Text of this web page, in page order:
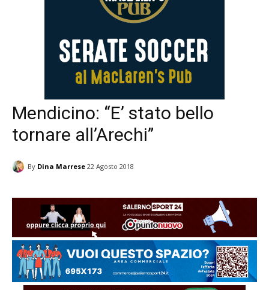
Mendicino: “E’ stato bello
tornare all’Arechi”
By Dina Marrese 22 Agosto 2018